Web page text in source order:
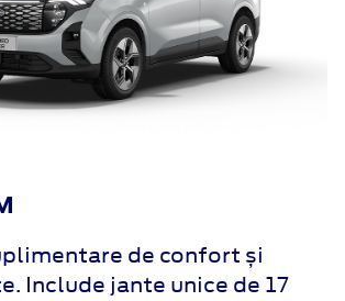
de confort și
Include jante unice de 17